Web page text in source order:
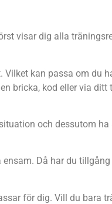
visar dig alla
Vilket kan passa om du
bricka, kod eller via ditt
och dessutom ha
Då har du
för dig. Vill du bara